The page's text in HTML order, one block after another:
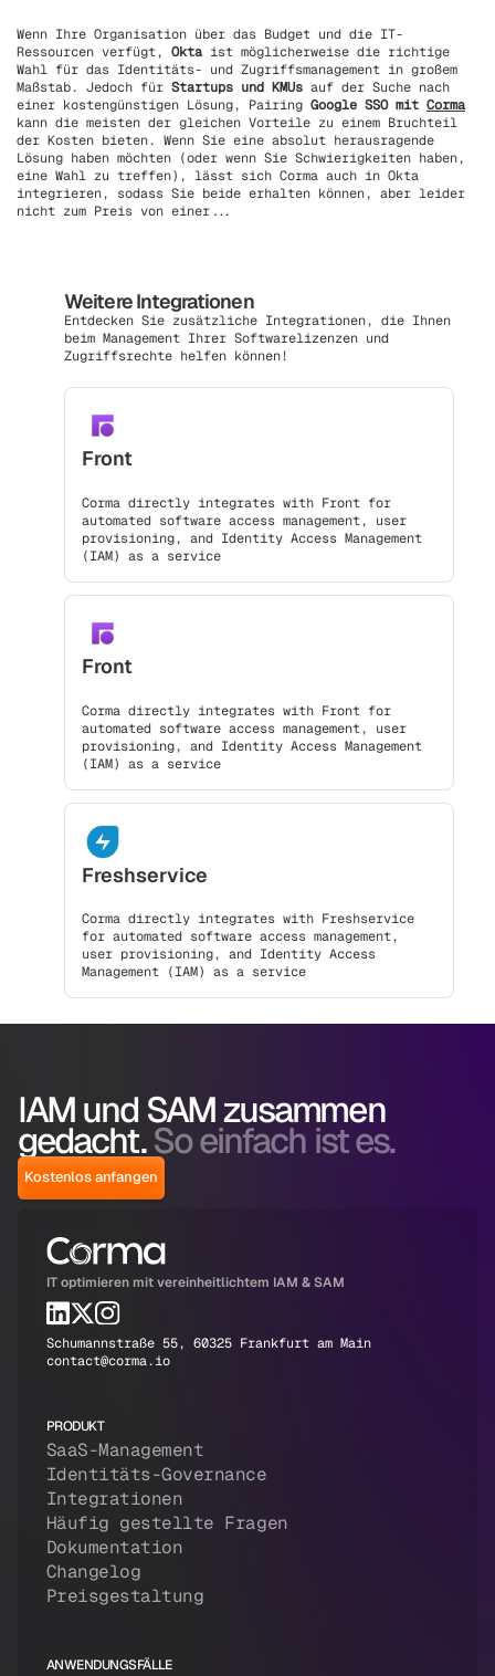
Wenn Ihre Organisation über das Budget und die IT-
Ressourcen verfügt, Okta ist möglicherweise die richtige
Wahl für das Identitäts- und Zugriffsmanagement in großem
Maßstab. Jedoch für Startups und KMUs auf der Suche nach
einer kostengünstigen Lösung, Pairing Google SSO mit Corma
kann die meisten der gleichen Vorteile zu einem Bruchteil
der Kosten bieten. Wenn Sie eine absolut herausragende
Lösung haben möchten (oder wenn Sie Schwierigkeiten haben,
eine Wahl zu treffen), lässt sich Corma auch in Okta
integrieren, sodass Sie beide erhalten können, aber leider
nicht zum Preis von einer...
Weitere Integrationen
Entdecken Sie zusätzliche Integrationen, die Ihnen
beim Management Ihrer Softwarelizenzen und
Zugriffsrechte helfen können!
Front
Corma directly integrates with Front for
automated software access management, user
provisioning, and Identity Access Management
(IAM) as a service
Front
Corma directly integrates with Front for
automated software access management, user
provisioning, and Identity Access Management
(IAM) as a service
Freshservice
Corma directly integrates with Freshservice
for automated software access management,
user provisioning, and Identity Access
Management (IAM) as a service
IAM und SAM zusammen
gedacht.So einfach ist es.
Kostenlos anfangen
IT optimieren mit vereinheitlichtem IAM & SAM
Schumannstraße 55, 60325 Frankfurt am Main
contact@corma.io
PRODUKT
SaaS-Management
Identitäts-Governance
Integrationen
Häufig gestellte Fragen
Dokumentation
Changelog
Preisgestaltung
ANWENDUNGSFÄLLE